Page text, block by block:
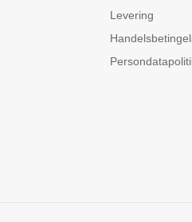
Levering